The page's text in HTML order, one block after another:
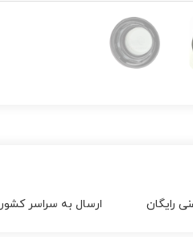
رایگان ارسال به سراسر کشور